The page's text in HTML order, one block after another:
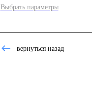
Выбрать параметры
вернуться назад